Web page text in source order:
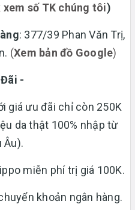
xem số TK chúng tôi)
: 377/39 Phan Văn Trị,
(Xem bản đồ Google)
-
giá ưu đãi chỉ còn 250K
da thật 100% nhập từ
Âu).
miễn phí trị giá 100K.
khoản ngân hàng.